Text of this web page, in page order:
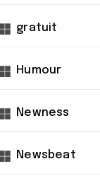
gratuit
Humour
Newness
Newsbeat